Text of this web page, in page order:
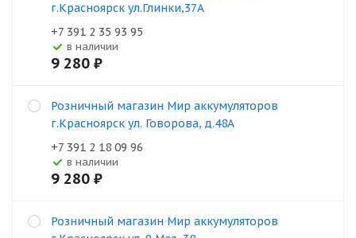
г.Красноярск ул.Глинки,37А
+7 391 2 35 93 95
В наличии
9 280 ₽
Розничный магазин Мир аккумуляторов
г.Красноярск ул. Говорова, д.48А
+7 391 2 18 09 96
В наличии
9 280 ₽
Розничный магазин Мир аккумуляторов